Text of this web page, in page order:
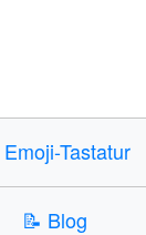
Emoji-Tastatur
📝 Blog